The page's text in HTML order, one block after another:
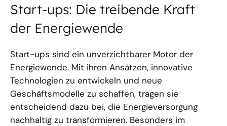
Start-ups: Die treibende Kraft
der Energiewende
Start-ups sind ein unverzichtbarer Motor der
Energiewende. Mit ihren Ansätzen, innovative
Technologien zu entwickeln und neue
Geschäftsmodelle zu schaffen, tragen sie
entscheidend dazu bei, die Energieversorgung
nachhaltig zu transformieren. Besonders im